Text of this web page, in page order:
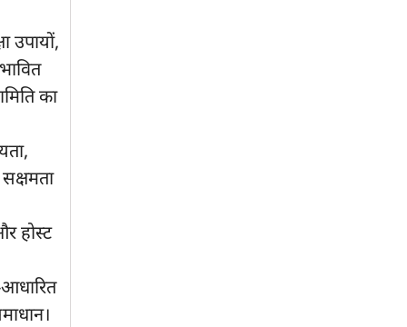
उपायों,
का
होस्ट